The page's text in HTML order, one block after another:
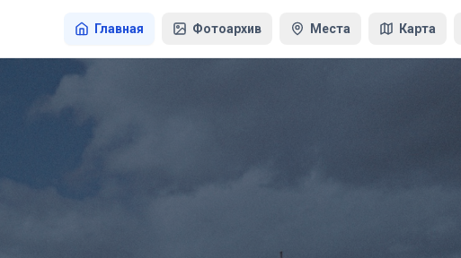
Главная Фотоархив Места Карта